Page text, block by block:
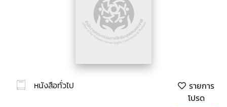
หนังสือทั่วไป
รายการ
โปรด